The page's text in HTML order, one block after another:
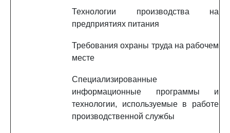
Технологии производства на
предприятиях питания
Требования охраны труда на рабочем
месте
Специализированные
информационные программы и
технологии, используемые в работе
производственной службы